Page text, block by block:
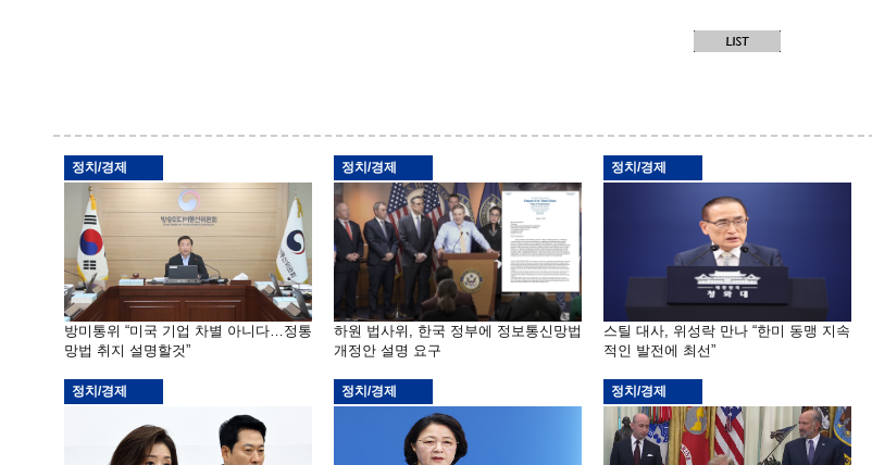
정치/경제
방미통위 “미국 기업 차별 아니다…정통
망법 취지 설명할것”
정치/경제
하원 법사위, 한국 정부에 정보통신망법
개정안 설명 요구
정치/경제
스틸 대사, 위성락 만나 “한미 동맹 지속
적인 발전에 최선”
정치/경제 정치/경제 정치/경제